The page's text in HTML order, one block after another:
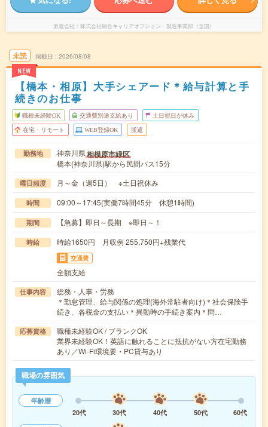
派遣会社 株式会社綜合キャリアオプション 製造事業部（全国）
未読
NEW
掲載日 2026/08/08
【橋本・相原】大手シェアード＊給与計算と手
続きのお仕事
職種未経験OK 交通費別途支給あり 土日祝日が休み
在宅・リモート WEB登録OK 派遣
勤務地 神奈川県相模原市緑区
橋本(神奈川県)駅から民間バス15分
曜日頻度 月～金（週5日） ※土日祝休み
時間 09:00～17:45(実働7時間45分 休憩1時間)
期間 【急募】即日～長期 ※即日～！
時給 時給1650円 月収例 255,750円+残業代
交通費
全額支給
仕事内容
総務・人事・労務
＊勤怠管理、給与関係の処理(海外常駐者向け)＊社会保険手
続き、各税金の支払い＊異動時の手続き案内＊問…
応募資格
職種未経験OK / ブランクOK
業界未経験OK！英語に触れることに抵抗がない方在宅勤務
あり／Wi-Fi環境要・PC貸与あり
職場の雰囲気
年齢層
20代
30代 40代 50代
60代